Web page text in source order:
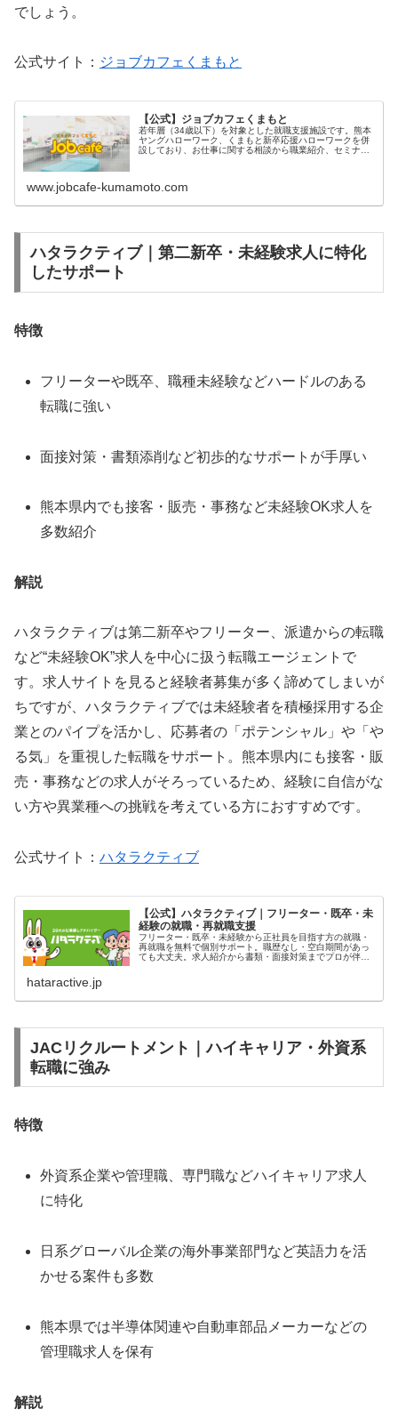
でしょう。
公式サイト： ジョブカフェくまもと
【公式】ジョブカフェくまもと
若年層（34歳以下）を対象とした就職支援施設です。熊本
ヤングハローワーク、くまもと新卒応援ハローワークを併
設しており、お仕事に関する相談から職業紹介、セミナー
www.jobcafe-kumamoto.com
ハタラクティブ｜第二新卒・未経験求人に特化
したサポート
特徴
フリーターや既卒、職種未経験などハードルのある
転職に強い
面接対策・書類添削など初歩的なサポートが手厚い
熊本県内でも接客・販売・事務など未経験OK求人を
多数紹介
解説
ハタラクティブは第二新卒やフリーター、派遣からの転職
など“未経験OK”求人を中心に扱う転職エージェントで
す。求人サイトを見ると経験者募集が多く諦めてしまいが
ちですが、ハタラクティブでは未経験者を積極採用する企
業とのパイプを活かし、応募者の「ポテンシャル」や「や
る気」を重視した転職をサポート。熊本県内にも接客・販
売・事務などの求人がそろっているため、経験に自信がな
い方や異業種への挑戦を考えている方におすすめです。
公式サイト： ハタラクティブ
【公式】ハタラクティブ｜フリーター・既卒・未
経験の就職・再就職支援
フリーター・既卒・未経験から正社員を目指す方の就職・
再就職を無料で個別サポート。職歴なし・空白期間があっ
ても大丈夫。求人紹介から書類・面接対策までプロが伴走
hataractive.jp
JACリクルートメント｜ハイキャリア・外資系
転職に強み
特徴
外資系企業や管理職、専門職などハイキャリア求人
に特化
日系グローバル企業の海外事業部門など英語力を活
かせる案件も多数
熊本県では半導体関連や自動車部品メーカーなどの
管理職求人を保有
解説